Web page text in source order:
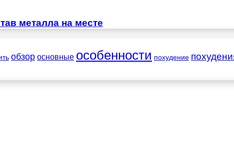
металла на месте
обзор основные особенности похудение